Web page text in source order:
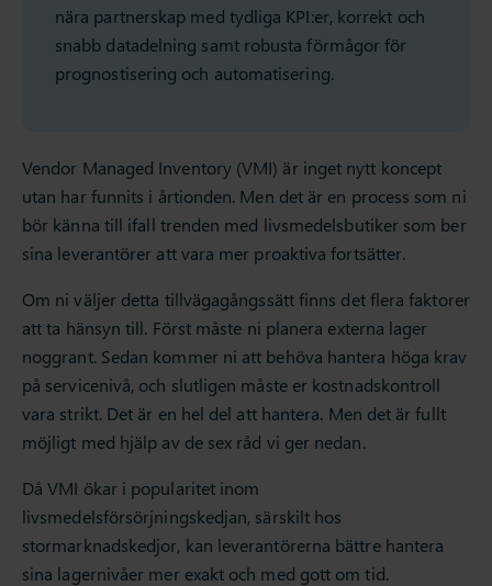
nära partnerskap med tydliga KPI:er, korrekt och
snabb datadelning samt robusta förmågor för
prognostisering och automatisering.
Vendor Managed Inventory (VMI) är inget nytt koncept
utan har funnits i årtionden. Men det är en process som ni
bör känna till ifall trenden med livsmedelsbutiker som ber
sina leverantörer att vara mer proaktiva fortsätter.
Om ni väljer detta tillvägagångssätt finns det flera faktorer
att ta hänsyn till. Först måste ni planera externa lager
noggrant. Sedan kommer ni att behöva hantera höga krav
på servicenivå, och slutligen måste er kostnadskontroll
vara strikt. Det är en hel del att hantera. Men det är fullt
möjligt med hjälp av de sex råd vi ger nedan.
Då VMI ökar i popularitet inom
livsmedelsförsörjningskedjan, särskilt hos
stormarknadskedjor, kan leverantörerna bättre hantera
sina lagernivåer mer exakt och med gott om tid.